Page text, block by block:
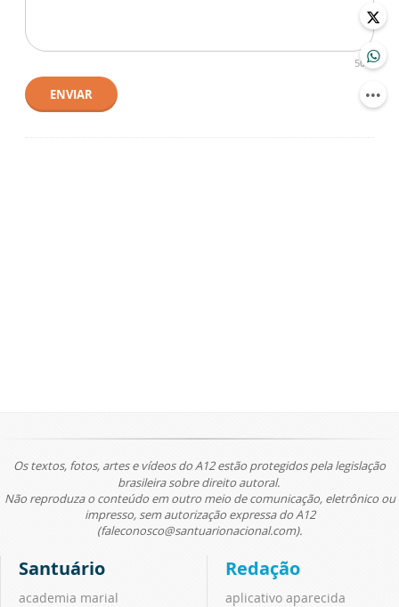
500
ENVIAR
Os textos, fotos, artes e vídeos do A12 estão protegidos pela legislação
brasileira sobre direito autoral.
Não reproduza o conteúdo em outro meio de comunicação, eletrônico ou
impresso, sem autorização expressa do A12
(faleconosco@santuarionacional.com).
Santuário
academia marial
Redação
aplicativo aparecida